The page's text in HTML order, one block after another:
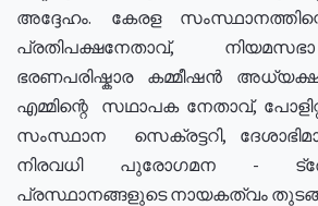
അദ്ദേഹം. കേരള
പ്രതിപക്ഷനേതാവ്,
ഭരണപരിഷ്കാര കമ്മീഷൻ
എമ്മിന്റെ സഥാപക നേതാവ്,
സംസ്ഥാന സെക്രട്ടറി,
നിരവധി പുരോഗമന -
പ്രസ്ഥാനങ്ങളുടെ നായകത്വം